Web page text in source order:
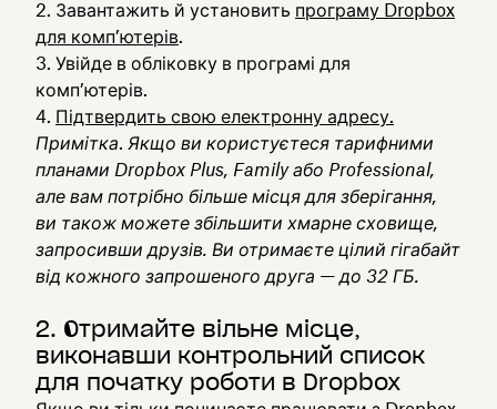
Завантажить й установить програму Dropbox
для комп’ютерів.
Увійде в обліковку в програмі для
комп’ютерів.
Підтвердить свою електронну адресу.
Примітка. Якщо ви користуєтеся тарифними
планами Dropbox Plus, Family або Professional,
але вам потрібно більше місця для зберігання,
ви також можете збільшити хмарне сховище,
запросивши друзів. Ви отримаєте цілий гігабайт
від кожного запрошеного друга — до 32 ГБ.
2. Отримайте вільне місце,
виконавши контрольний список
для початку роботи в Dropbox